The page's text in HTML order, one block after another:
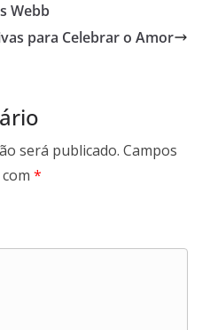
Webb
para Celebrar o Amor
será publicado. Campos
*